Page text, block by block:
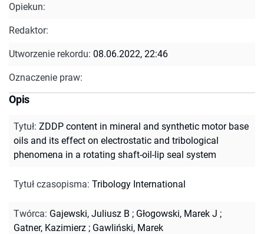
Opiekun:
Redaktor:
Utworzenie rekordu: 08.06.2022, 22:46
Oznaczenie praw:
Opis
Tytuł: ZDDP content in mineral and synthetic motor base
oils and its effect on electrostatic and tribological
phenomena in a rotating shaft-oil-lip seal system
Tytuł czasopisma: Tribology International
Twórca: Gajewski, Juliusz B ; Głogowski, Marek J ;
Gatner, Kazimierz ; Gawliński, Marek